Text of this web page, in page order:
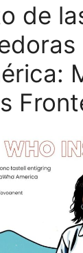
de